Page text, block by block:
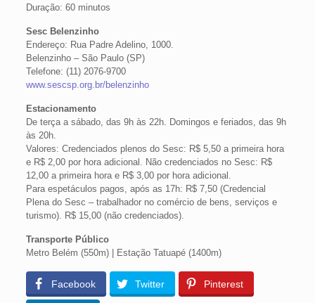
Duração: 60 minutos
Sesc Belenzinho
Endereço: Rua Padre Adelino, 1000.
Belenzinho – São Paulo (SP)
Telefone: (11) 2076-9700
www.sescsp.org.br/belenzinho
Estacionamento
De terça a sábado, das 9h às 22h. Domingos e feriados, das 9h
às 20h.
Valores: Credenciados plenos do Sesc: R$ 5,50 a primeira hora
e R$ 2,00 por hora adicional. Não credenciados no Sesc: R$
12,00 a primeira hora e R$ 3,00 por hora adicional.
Para espetáculos pagos, após as 17h: R$ 7,50 (Credencial
Plena do Sesc – trabalhador no comércio de bens, serviços e
turismo). R$ 15,00 (não credenciados).
Transporte Público
Metro Belém (550m) | Estação Tatuapé (1400m)
Facebook Twitter Pinterest